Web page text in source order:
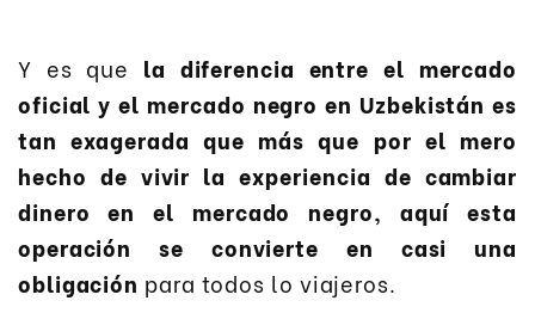
Y es que la diferencia entre el mercado
oficial y el mercado negro en Uzbekistán es
tan exagerada que más que por el mero
hecho de vivir la experiencia de cambiar
dinero en el mercado negro, aquí esta
operación se convierte en casi una
obligación para todos lo viajeros.